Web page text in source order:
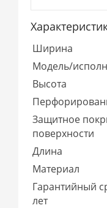
Ширина
Модель/
Высота
Защитное
поверхности
Длина
Материал
Гарантийный
лет